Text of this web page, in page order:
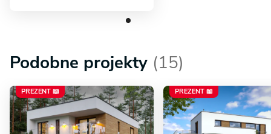
Podobne projekty (15)
PREZENT 📖 PREZENT 📖